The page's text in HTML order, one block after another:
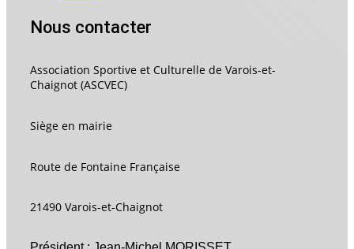
Nous contacter
Association Sportive et Culturelle de Varois-et-
Chaignot (ASCVEC)
Siège en mairie
Route de Fontaine Française
21490 Varois-et-Chaignot